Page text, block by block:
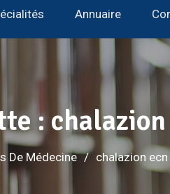
Annuaire
:
De Médecine chalazion ecn